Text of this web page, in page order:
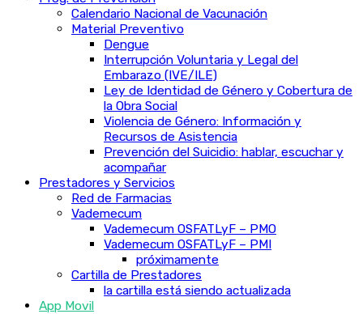
Calendario Nacional de Vacunación
Material Preventivo
Dengue
Interrupción Voluntaria y Legal del
Embarazo (IVE/ILE)
Ley de Identidad de Género y Cobertura de
la Obra Social
Violencia de Género: Información y
Recursos de Asistencia
Prevención del Suicidio: hablar, escuchar y
acompañar
Prestadores y Servicios
Red de Farmacias
Vademecum
Vademecum OSFATLyF – PMO
Vademecum OSFATLyF – PMI
próximamente
Cartilla de Prestadores
la cartilla está siendo actualizada
App Movil